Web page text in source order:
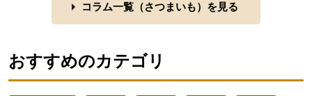
コラム一覧（さつまいも）を見る
おすすめのカテゴリ